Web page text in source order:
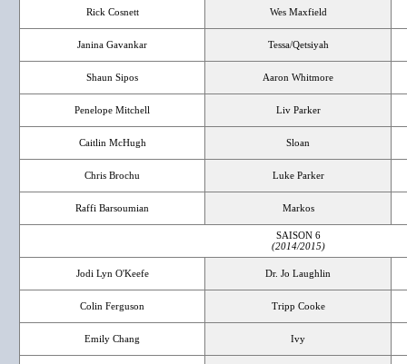
Rick Cosnett Wes Maxfield
Janina Gavankar Tessa/Qetsiyah
Shaun Sipos Aaron Whitmore
Penelope Mitchell Liv Parker
Caitlin McHugh Sloan
Chris Brochu Luke Parker
Raffi Barsoumian Markos
SAISON 6
(2014/2015)
Jodi Lyn O'Keefe Dr. Jo Laughlin
Colin Ferguson Tripp Cooke
Emily Chang Ivy